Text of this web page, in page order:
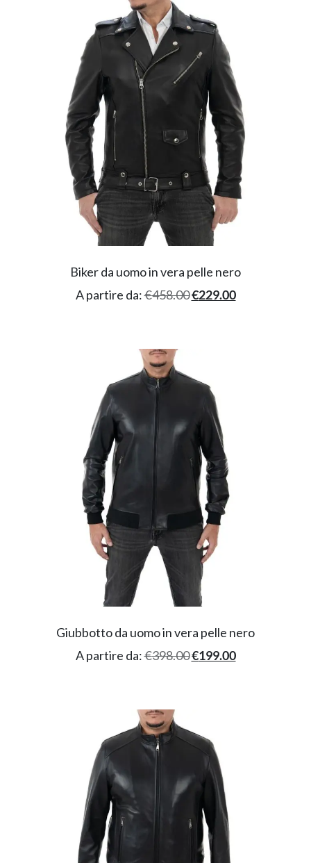
Biker da uomo in vera pelle nero
A partire da:€458.00€229.00
Giubbotto da uomo in vera pelle nero
A partire da:€398.00€199.00